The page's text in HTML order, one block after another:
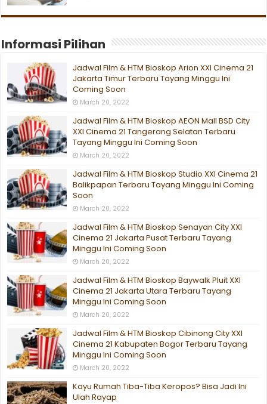
Informasi Pilihan
Jadwal Film & HTM Bioskop Arion XXI Cinema 21
Jakarta Timur Terbaru Tayang Minggu Ini
Coming Soon
March 20, 2022
Jadwal Film & HTM Bioskop AEON Mall BSD City
XXI Cinema 21 Tangerang Selatan Terbaru
Tayang Minggu Ini Coming Soon
March 20, 2022
Jadwal Film & HTM Bioskop Studio XXI Cinema 21
Balikpapan Terbaru Tayang Minggu Ini Coming
Soon
March 20, 2022
Jadwal Film & HTM Bioskop Senayan City XXI
Cinema 21 Jakarta Pusat Terbaru Tayang
Minggu Ini Coming Soon
March 20, 2022
Jadwal Film & HTM Bioskop Baywalk Pluit XXI
Cinema 21 Jakarta Utara Terbaru Tayang
Minggu Ini Coming Soon
March 20, 2022
Jadwal Film & HTM Bioskop Cibinong City XXI
Cinema 21 Kabupaten Bogor Terbaru Tayang
Minggu Ini Coming Soon
March 20, 2022
Kayu Rumah Tiba-Tiba Keropos? Bisa Jadi Ini
Ulah Rayap